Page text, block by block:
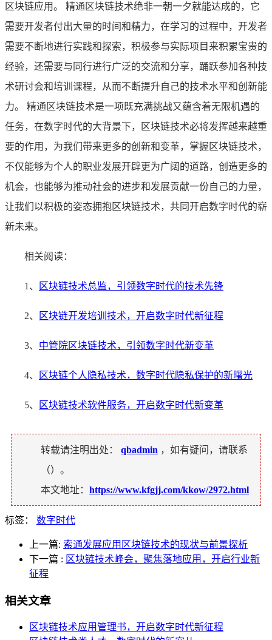
区块链应用。 精通区块链技术绝非一朝一夕就能达成的，它
需要开发者付出大量的时间和精力，在学习的过程中，开发者
需要不断地进行实践和探索，积极参与实际项目来积累宝贵的
经验，还需要与同行进行广泛的交流和分享，踊跃参加各种技
术研讨会和培训课程，从而不断提升自己的技术水平和创新能
力。 精通区块链技术是一项既充满挑战又蕴含着无限机遇的
任务，在数字时代的大背景下，区块链技术必将发挥越来越重
要的作用，为我们带来更多的创新和变革，掌握区块链技术，
不仅能够为个人的职业发展开辟更为广阔的道路，创造更多的
机会，也能够为推动社会的进步和发展贡献一份自己的力量，
让我们以积极的姿态拥抱区块链技术，共同开启数字时代的崭
新未来。
相关阅读：
1、 区块链技术总监，引领数字时代的技术先锋
2、 区块链开发培训技术，开启数字时代新征程
3、 中管院区块链技术，引领数字时代新变革
4、 区块链个人隐私技术，数字时代隐私保护的新曙光
5、 区块链技术软件服务，开启数字时代新变革
转载请注明出处： qbadmin ，如有疑问，请联系
（）。
本文地址： https://www.kfgjj.com/kkow/2972.html
标签： 数字时代
上一篇: 索通发展应用区块链技术的现状与前景探析
下一篇 : 区块链技术峰会，聚焦落地应用，开启行业新
征程
相关文章
区块链技术应用管理书，开启数字时代新征程